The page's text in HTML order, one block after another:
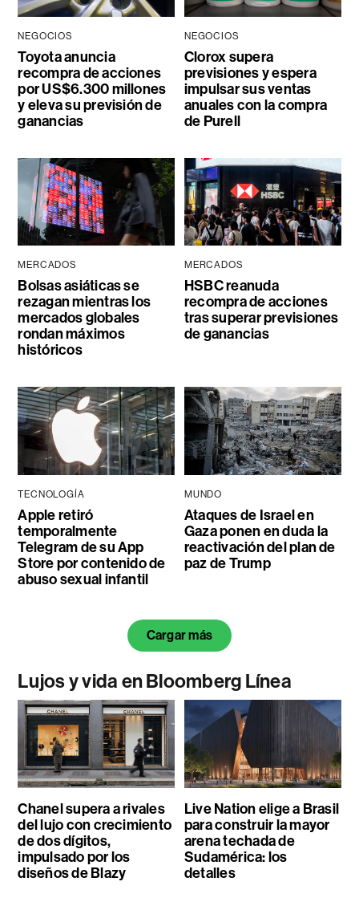
NEGOCIOS
Toyota anuncia
recompra de acciones
por US$6.300 millones
y eleva su previsión de
ganancias
NEGOCIOS
Clorox supera
previsiones y espera
impulsar sus ventas
anuales con la compra
de Purell
MERCADOS
Bolsas asiáticas se
rezagan mientras los
mercados globales
rondan máximos
históricos
MERCADOS
HSBC reanuda
recompra de acciones
tras superar previsiones
de ganancias
TECNOLOGÍA
Apple retiró
temporalmente
Telegram de su App
Store por contenido de
abuso sexual infantil
MUNDO
Ataques de Israel en
Gaza ponen en duda la
reactivación del plan de
paz de Trump
Cargar más
Lujos y vida en Bloomberg Línea
Chanel supera a rivales
del lujo con crecimiento
de dos dígitos,
impulsado por los
diseños de Blazy
Live Nation elige a Brasil
para construir la mayor
arena techada de
Sudamérica: los
detalles